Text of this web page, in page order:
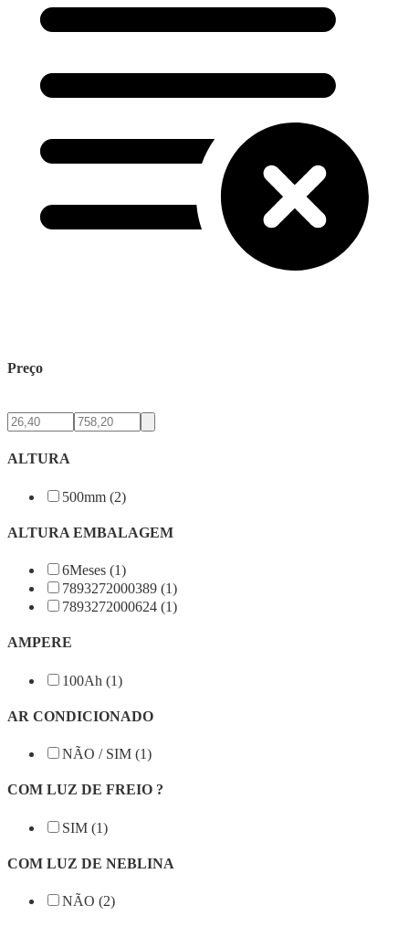
Preço
ALTURA
500mm (2)
ALTURA EMBALAGEM
6Meses (1)
7893272000389 (1)
7893272000624 (1)
AMPERE
100Ah (1)
AR CONDICIONADO
NÃO / SIM (1)
COM LUZ DE FREIO ?
SIM (1)
COM LUZ DE NEBLINA
NÃO (2)